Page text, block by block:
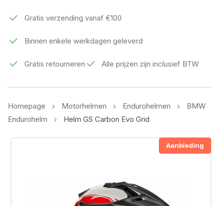
Gratis verzending vanaf €100
Binnen enkele werkdagen geleverd
Gratis retourneren Alle prijzen zijn inclusief BTW
Homepage Motorhelmen Endurohelmen
BMW
Endurohelm
Helm GS Carbon Evo Grid
Aanbieding